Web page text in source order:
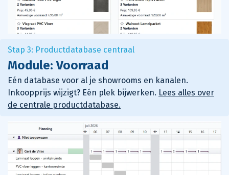
Stap 3: Productdatabase centraal
Module: Voorraad
Eén database voor al je showrooms en kanalen.
Inkoopprijs wijzigt? Eén plek bijwerken. Lees alles over
de centrale productdatabase.